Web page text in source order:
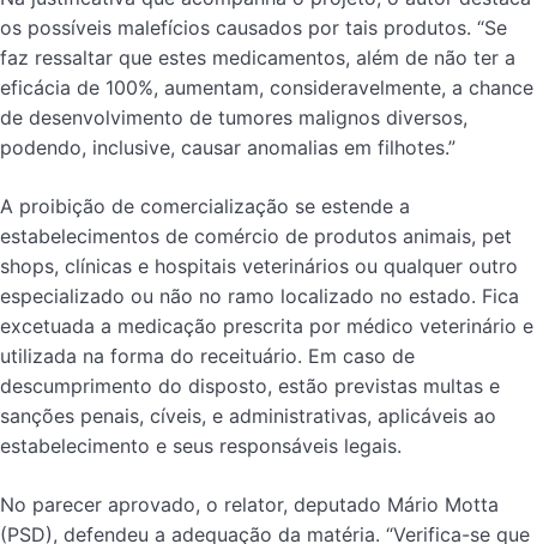
os possíveis malefícios causados por tais produtos. “Se
faz ressaltar que estes medicamentos, além de não ter a
eficácia de 100%, aumentam, consideravelmente, a chance
de desenvolvimento de tumores malignos diversos,
podendo, inclusive, causar anomalias em filhotes.”
A proibição de comercialização se estende a
estabelecimentos de comércio de produtos animais, pet
shops, clínicas e hospitais veterinários ou qualquer outro
especializado ou não no ramo localizado no estado. Fica
excetuada a medicação prescrita por médico veterinário e
utilizada na forma do receituário. Em caso de
descumprimento do disposto, estão previstas multas e
sanções penais, cíveis, e administrativas, aplicáveis ao
estabelecimento e seus responsáveis legais.
No parecer aprovado, o relator, deputado Mário Motta
(PSD), defendeu a adequação da matéria. “Verifica-se que